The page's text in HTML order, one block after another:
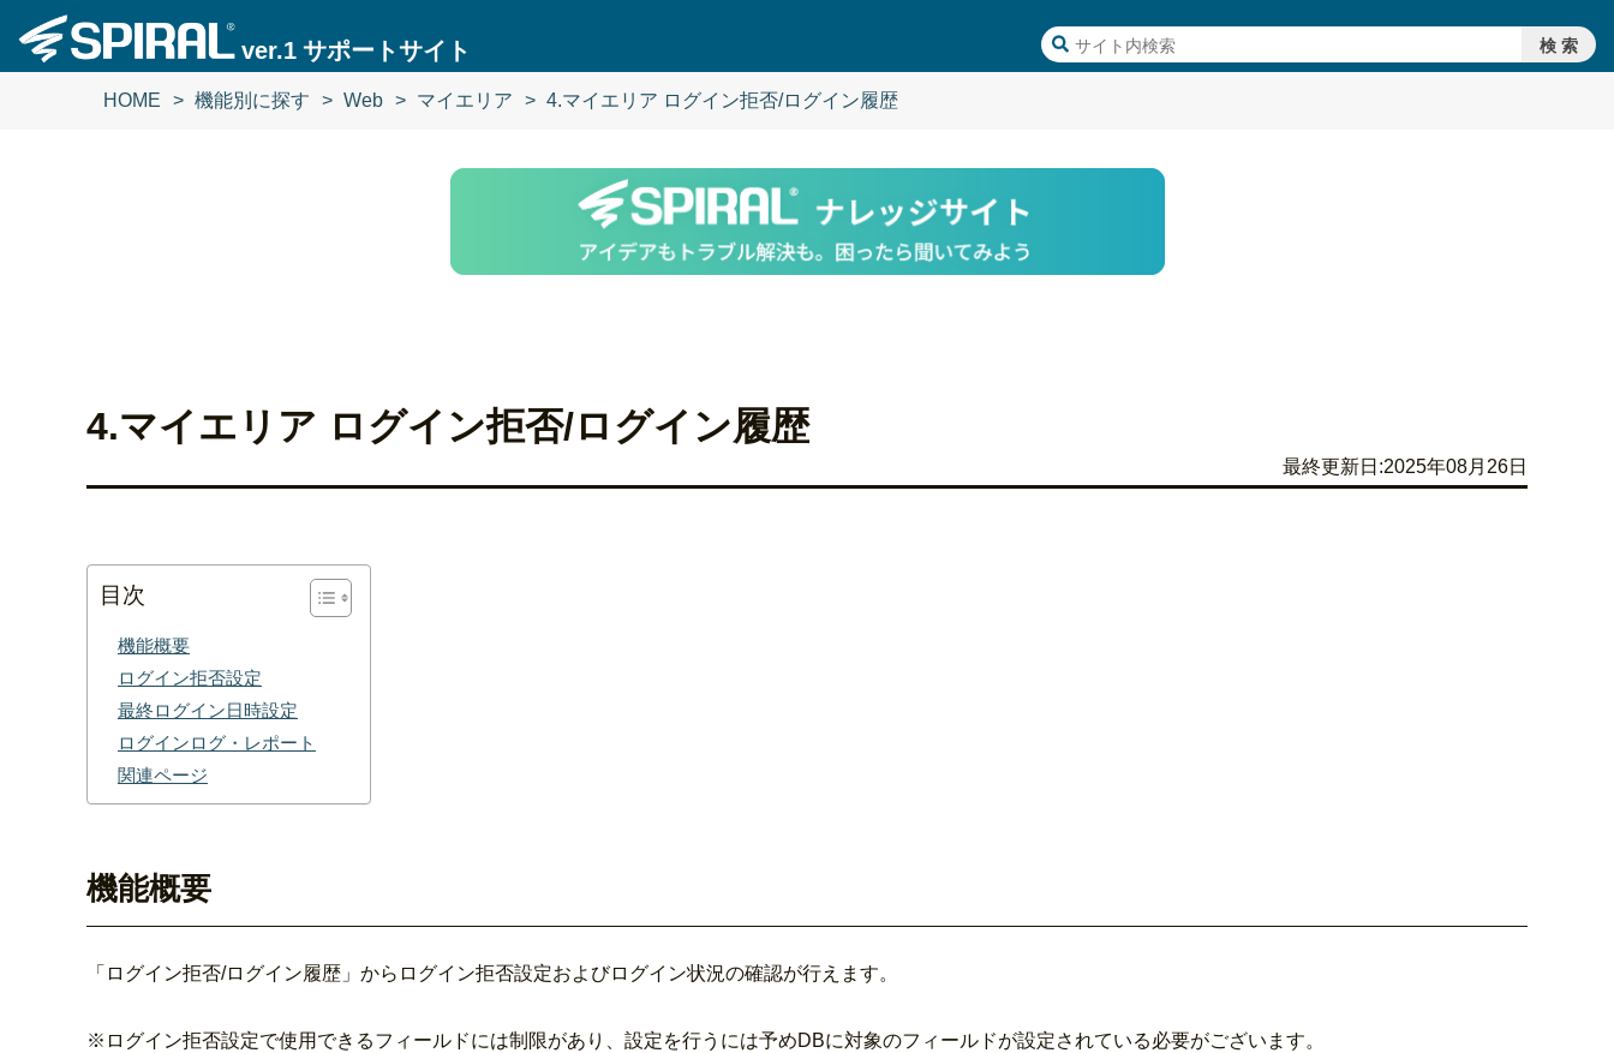
ver.1 サポートサイト
HOME 機能別に探す Web マイエリア 4.マイエリア ログイン拒否/ログイン履歴
4.マイエリア ログイン拒否/ログイン履歴
最終更新日:2025年08月26日
目次
機能概要
ログイン拒否設定
最終ログイン日時設定
ログインログ・レポート
関連ページ
機能概要
「ログイン拒否/ログイン履歴」からログイン拒否設定およびログイン状況の確認が行えます。
※ログイン拒否設定で使用できるフィールドには制限があり、設定を行うには予めDBに対象のフィールドが設定されている必要がございます。